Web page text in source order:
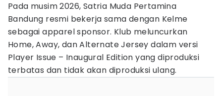
Pada musim 2026, Satria Muda Pertamina
Bandung resmi bekerja sama dengan Kelme
sebagai apparel sponsor. Klub meluncurkan
Home, Away, dan Alternate Jersey dalam versi
Player Issue – Inaugural Edition yang diproduksi
terbatas dan tidak akan diproduksi ulang.